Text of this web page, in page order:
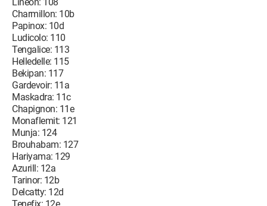
Charmillon: 10b
Papinox: 10d
Ludicolo: 110
Tengalice: 113
Helledelle: 115
Bekipan: 117
Gardevoir: 11a
Maskadra: 11c
Chapignon: 11e
Monaflemit: 121
Munja: 124
Brouhabam: 127
Hariyama: 129
Azurill: 12a
Tarinor: 12b
Delcatty: 12d